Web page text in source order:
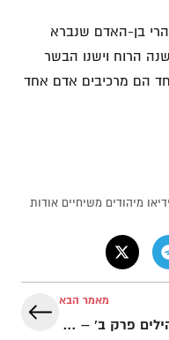
בן-האדם שנברא
הרוח וישנו הבשר
הם מרכיבים אדם אחד
מיהודים משיחיים אודות
מאמר הבא
תהילים פרק ב' – שלטונו של המשיח